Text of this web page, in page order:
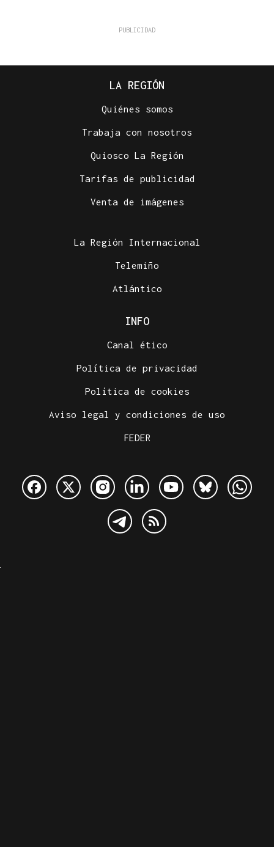
LA REGIÓN
Quiénes somos
Trabaja con nosotros
Quiosco La Región
Tarifas de publicidad
Venta de imágenes
La Región Internacional
Telemiño
Atlántico
INFO
Canal ético
Política de privacidad
Política de cookies
Aviso legal y condiciones de uso
FEDER